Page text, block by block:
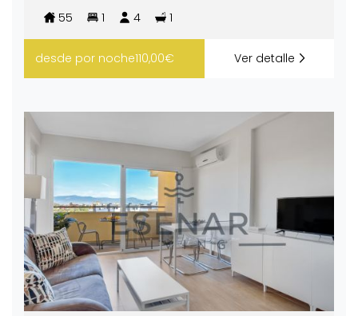
55 1 4 1
desde por noche110,00€ Ver detalle